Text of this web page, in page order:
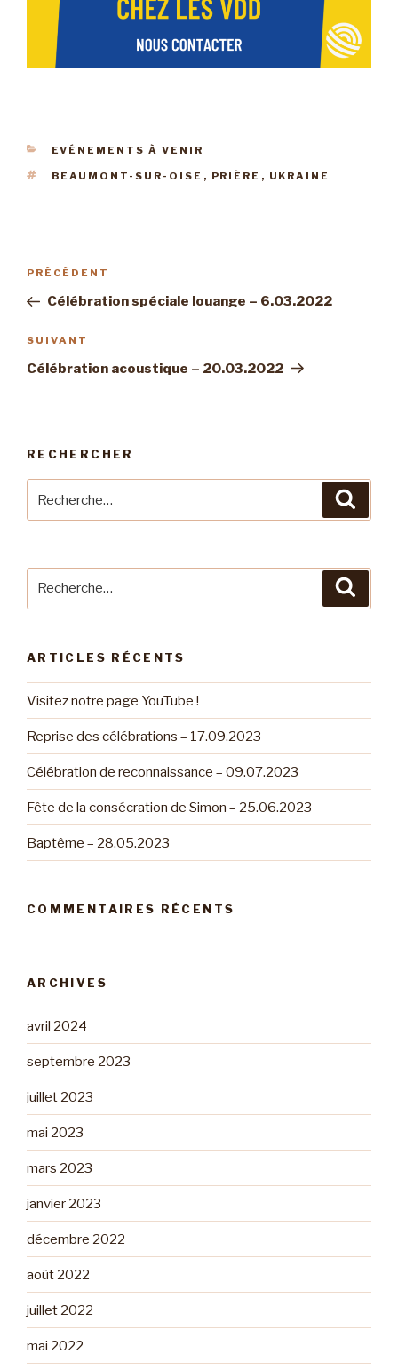
CATÉGORIES
EVÉNEMENTS À VENIR
ÉTIQUETTES
BEAUMONT-SUR-OISE , PRIÈRE , UKRAINE
Navigation
l’article
Article
précédent
PRÉCÉDENT
Célébration spéciale louange – 6.03.2022
Article
suivant
SUIVANT
Célébration acoustique – 20.03.2022
RECHERCHER
pour
ARTICLES RÉCENTS
Visitez notre page YouTube !
Reprise des célébrations – 17.09.2023
Célébration de reconnaissance – 09.07.2023
Fête de la consécration de Simon – 25.06.2023
Baptême – 28.05.2023
COMMENTAIRES RÉCENTS
ARCHIVES
avril 2024
septembre 2023
juillet 2023
mai 2023
mars 2023
janvier 2023
décembre 2022
août 2022
juillet 2022
mai 2022